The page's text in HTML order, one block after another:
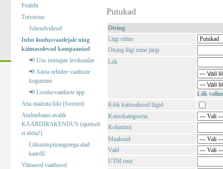
Pealeht
Tutvustus
Juhendvideod
Infot loodusvaatlejale ning
käimasolevad kampaaniad
📢 Uus imetajate levikuatlas
📢 Aasta orhidee vaatluste
kogumine
📢 Loodusvaatluste äpp
Aita määrata liiki (foorum)
Andmebaasi avalik
KAARDIRAKENDUS (ajutiselt
ei tööta!)
Liikumispiirangutega alad
kaardil
Viimased vaatlused
Putukad
Otsing
Liigi rühm
Otsing liigi nime järgi
Liik
Liik
Kõik kaitsealused liigid
Kaitsekategooria
Kohanimi
Maakond
Vald
UTM ruut